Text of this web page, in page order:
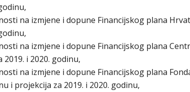
na izmjene i dopune Financijskog plana
na izmjene i dopune Financijskog plana
i 2020. godinu,
na izmjene i dopune Financijskog plana
i projekcija za 2019. i 2020. godinu,